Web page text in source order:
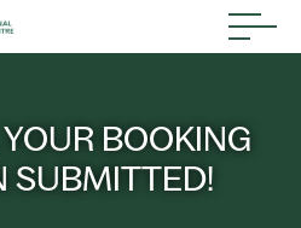
BOOKING
SUBMITTED!